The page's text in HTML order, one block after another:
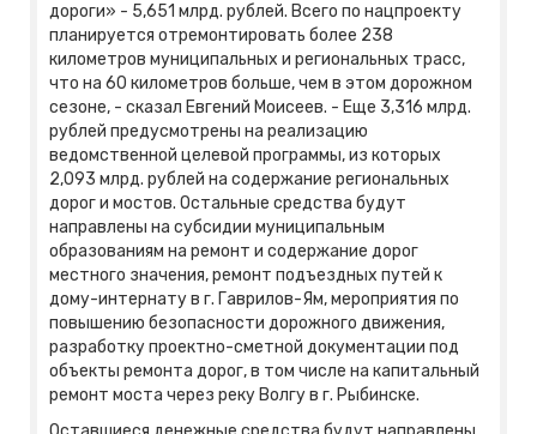
дороги» - 5,651 млрд. рублей. Всего по нацпроекту
планируется отремонтировать более 238
километров муниципальных и региональных трасс,
что на 60 километров больше, чем в этом дорожном
сезоне, - сказал Евгений Моисеев. - Еще 3,316 млрд.
рублей предусмотрены на реализацию
ведомственной целевой программы, из которых
2,093 млрд. рублей на содержание региональных
дорог и мостов. Остальные средства будут
направлены на субсидии муниципальным
образованиям на ремонт и содержание дорог
местного значения, ремонт подъездных путей к
дому-интернату в г. Гаврилов-Ям, мероприятия по
повышению безопасности дорожного движения,
разработку проектно-сметной документации под
объекты ремонта дорог, в том числе на капитальный
ремонт моста через реку Волгу в г. Рыбинске.